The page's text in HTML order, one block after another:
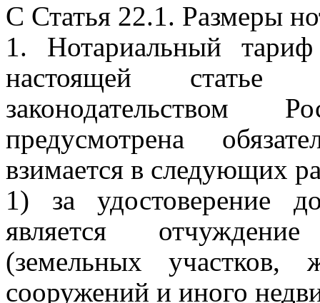
С Статья 22.1. Размеры
1. Нотариальный
настоящей статье
законодательством
предусмотрена
взимается в следующих
1) за удостоверение
является
(земельных
сооружений и иного